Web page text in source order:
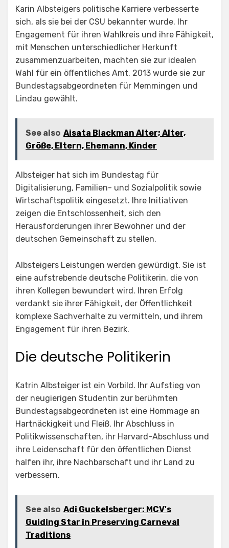
Karin Albsteigers politische Karriere verbesserte
sich, als sie bei der CSU bekannter wurde. Ihr
Engagement für ihren Wahlkreis und ihre Fähigkeit,
mit Menschen unterschiedlicher Herkunft
zusammenzuarbeiten, machten sie zur idealen
Wahl für ein öffentliches Amt. 2013 wurde sie zur
Bundestagsabgeordneten für Memmingen und
Lindau gewählt.
See also Aisata Blackman Alter; Alter,
Größe, Eltern, Ehemann, Kinder
Albsteiger hat sich im Bundestag für
Digitalisierung, Familien- und Sozialpolitik sowie
Wirtschaftspolitik eingesetzt. Ihre Initiativen
zeigen die Entschlossenheit, sich den
Herausforderungen ihrer Bewohner und der
deutschen Gemeinschaft zu stellen.
Albsteigers Leistungen werden gewürdigt. Sie ist
eine aufstrebende deutsche Politikerin, die von
ihren Kollegen bewundert wird. Ihren Erfolg
verdankt sie ihrer Fähigkeit, der Öffentlichkeit
komplexe Sachverhalte zu vermitteln, und ihrem
Engagement für ihren Bezirk.
Die deutsche Politikerin
Katrin Albsteiger ist ein Vorbild. Ihr Aufstieg von
der neugierigen Studentin zur berühmten
Bundestagsabgeordneten ist eine Hommage an
Hartnäckigkeit und Fleiß. Ihr Abschluss in
Politikwissenschaften, ihr Harvard-Abschluss und
ihre Leidenschaft für den öffentlichen Dienst
halfen ihr, ihre Nachbarschaft und ihr Land zu
verbessern.
See also Adi Guckelsberger: MCV's
Guiding Star in Preserving Carneval
Traditions